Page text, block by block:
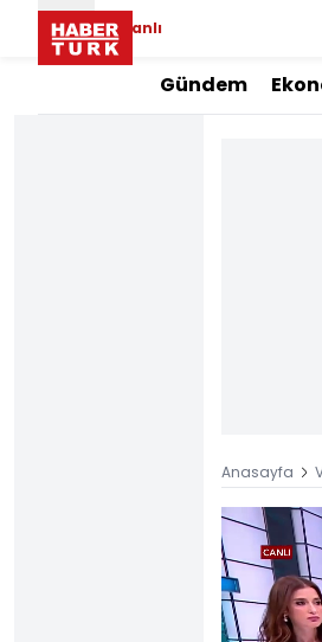
Canlı
Gündem
Anasayfa